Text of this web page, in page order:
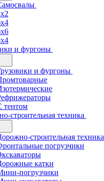
и фургоны
и фургоны
тентом
строительная техника
строительная техника
погрузчики
катки
погрузчики